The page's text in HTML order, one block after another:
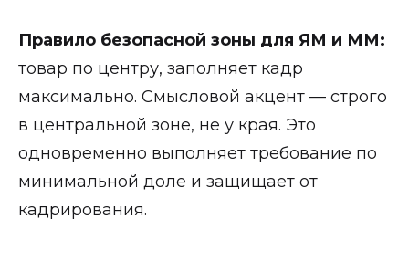
Правило безопасной зоны для ЯМ и ММ:
товар по центру, заполняет кадр
максимально. Смысловой акцент — строго
в центральной зоне, не у края. Это
одновременно выполняет требование по
минимальной доле и защищает от
кадрирования.